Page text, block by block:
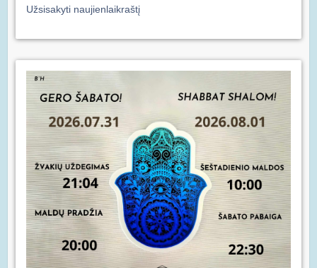
Užsisakyti naujienlaikraštį